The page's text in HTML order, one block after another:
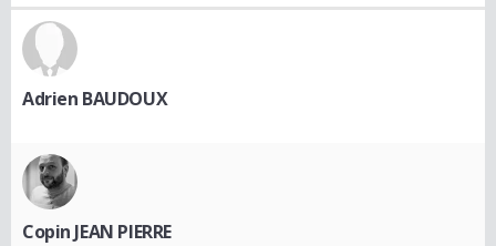
Adrien BAUDOUX
Copin JEAN PIERRE